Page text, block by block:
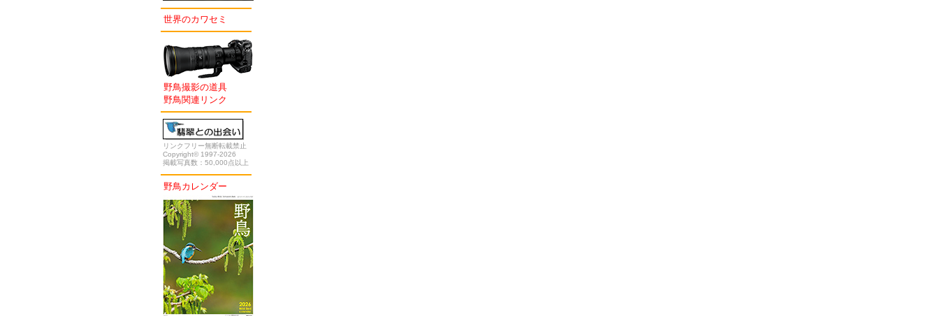
世界のカワセミ
野鳥撮影の道具
野鳥関連リンク
リンクフリー無断転載禁止
Copyright© 1997-2026
掲載写真数：50,000点以上
野鳥カレンダー